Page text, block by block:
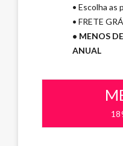
• Escolha as
• FRETE
• MENOS
ANUAL